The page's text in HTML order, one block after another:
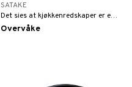
SATAKE
Det sies at kjøkkenredskaper er en forlengelse av kokkens sjel, og aldri har dette vært mer sant enn med Satakes vakre serie av kjøkkenredskaper.
Overvåke